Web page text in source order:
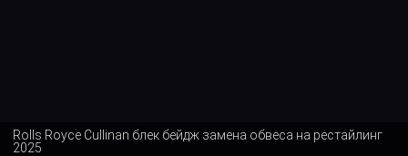
Rolls Royce Cullinan блек бейдж замена обвеса на рестайлинг
2025